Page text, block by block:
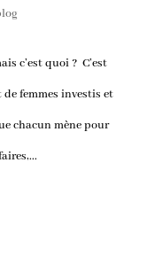
c’est quoi ? C’est
femmes investis et
chacun mène pour